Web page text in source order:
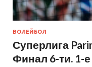
ВОЛЕЙБОЛ
Суперлига
Финал 6-ти. 1-